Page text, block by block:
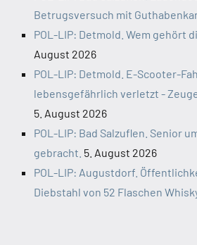
Betrugsversuch mit
POL-LIP: Detmold. Wem gehört
August 2026
POL-LIP: Detmold. E-Scooter-
lebensgefährlich verletzt -
5. August 2026
POL-LIP: Bad Salzuflen. Senior
gebracht. 5. August 2026
POL-LIP: Augustdorf.
Diebstahl von 52 Flaschen